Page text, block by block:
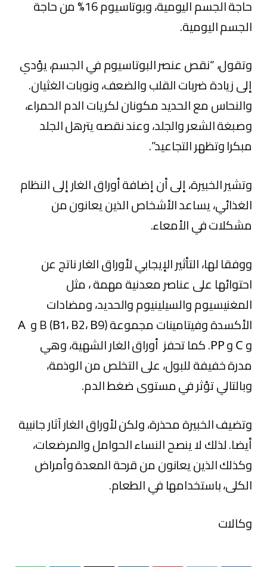
حاجة الجسم اليومية، وبوتاسيوم 16% من حاجة
الجسم اليومية.
وتقول، “نقص عنصر البوتاسيوم في الجسم، يؤدي
إلى زيادة ضربات القلب والضعف، ونوبات الغثيان.
والنحاس مع الحديد مكونان لكريات الدم الحمراء،
وصبغة الشعر والجلد، وعند نقصه يترهل الجلد
مبكرا وتظهر التجاعيد”.
وتشير الخبيرة، إلى أن إضافة أوراق الغار إلى النظام
الغذائي، يساعد الأشخاص الذين يعانون من
مشكلات في الأمعاء.
ووفقا لها، التأثير الإيجابي لأوراق الغار ناتج عن
احتوائها على عناصر معدنية مهمة ، مثل
المغنيسيوم والسيلينيوم والحديد، ومضادات
الأكسدة وفيتامينات مجموعة B (В1، B2، В9) و А
و С و РР. كما تحفز أوراق الغار الشهية، وهي
مدرة خفيفة للبول، على التخلص من الوذمة،
وبالتالي تؤثر في مستوى ضغط الدم.
وتضيف الخبيرة محذرة، ولكن لأوراق الغار آثار جانبية
أيضا. لذلك لا ينصح النساء الحوامل والمرضعات،
وكذلك الذين يعانون من قرحة المعدة وأمراض
الكلى، باستخدامها في الطعام.
وكالات